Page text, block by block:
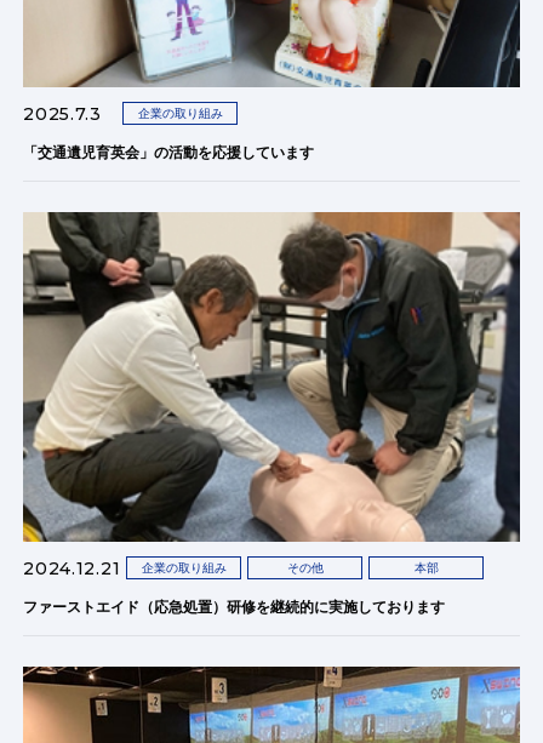
2025.7.3 企業の取り組み
「交通遺児育英会」の活動を応援しています
2024.12.21 企業の取り組み その他 本部
ファーストエイド（応急処置）研修を継続的に実施しております